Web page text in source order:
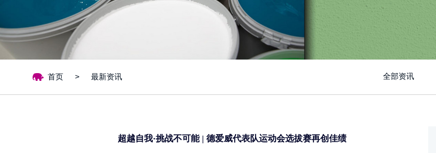
首页 > 最新资讯 全部资讯
超越自我·挑战不可能 | 德爱威代表队运动会选拔赛再创佳绩